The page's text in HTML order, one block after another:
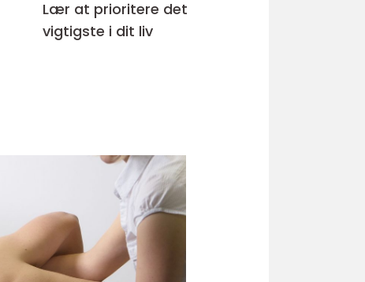
Lær at prioritere det
vigtigste i dit liv